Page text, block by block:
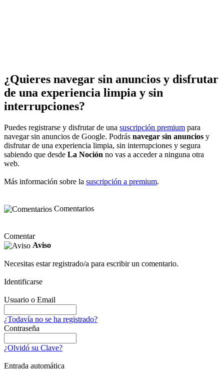
¿Quieres navegar sin anuncios y disfrutar
de una experiencia limpia y sin
interrupciones?
Puedes registrarse y disfrutar de una suscripción premium para
navegar sin anuncios de Google. Podrás navegar sin anuncios y
disfrutar de una experiencia limpia, sin interrupciones y segura
sabiendo que desde La Noción no vas a acceder a ninguna otra
web.
Más información sobre la suscripción a premium.
Comentarios
Comentar
Aviso
Necesitas estar registrado/a para escribir un comentario.
Identificarse
Usuario o Email
¿Todavía no se ha registrado?
Contraseña
¿Olvidó su Clave?
Entrada automática